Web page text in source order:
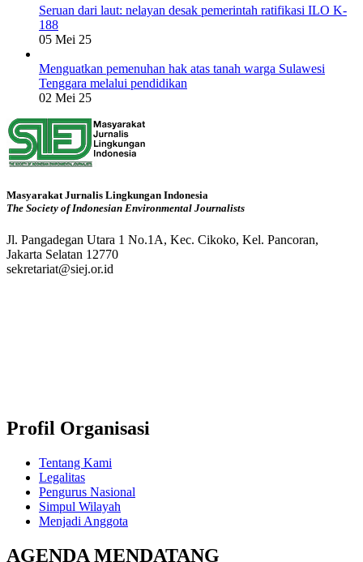
Seruan dari laut: nelayan desak pemerintah ratifikasi ILO K-
188
05 Mei 25
Menguatkan pemenuhan hak atas tanah warga Sulawesi
Tenggara melalui pendidikan
02 Mei 25
Masyarakat Jurnalis Lingkungan Indonesia
The Society of Indonesian Environmental Journalists
Jl. Pangadegan Utara 1 No.1A, Kec. Cikoko, Kel. Pancoran,
Jakarta Selatan 12770
sekretariat@siej.or.id
Profil Organisasi
Tentang Kami
Legalitas
Pengurus Nasional
Simpul Wilayah
Menjadi Anggota
AGENDA MENDATANG